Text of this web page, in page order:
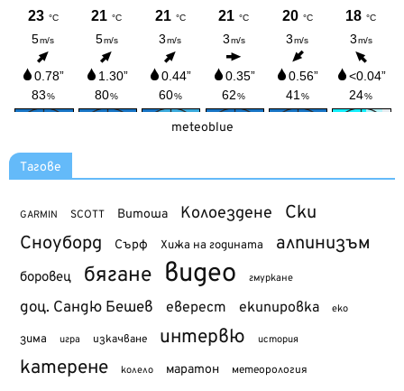
meteoblue
Тагове
GARMIN SCOTT Витоша Колоездене Ски
Сноуборд Сърф Хижа на годината алпинизъм
боровец бягане видео гмуркане
доц. Сандю Бешев еверест екипировка еко
зима игра изкачване интервю история
катерене колело маратон метеорология